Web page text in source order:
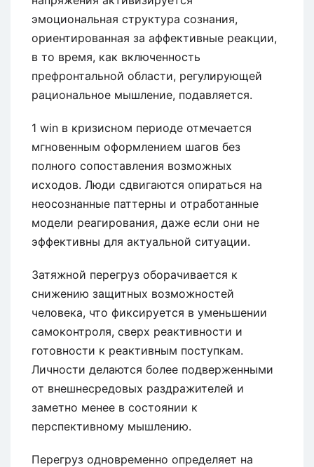
эмоциональная структура сознания,
ориентированная за аффективные реакции,
в то время, как включенность
префронтальной области, регулирующей
рациональное мышление, подавляется.
1 win в кризисном периоде отмечается
мгновенным оформлением шагов без
полного сопоставления возможных
исходов. Люди сдвигаются опираться на
неосознанные паттерны и отработанные
модели реагирования, даже если они не
эффективны для актуальной ситуации.
Затяжной перегруз оборачивается к
снижению защитных возможностей
человека, что фиксируется в уменьшении
самоконтроля, сверх реактивности и
готовности к реактивным поступкам.
Личности делаются более подверженными
от внешнесредовых раздражителей и
заметно менее в состоянии к
перспективному мышлению.
Перегруз одновременно определяет на